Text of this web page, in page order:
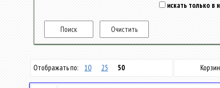
искать только в
Отображать по: 10 25 50